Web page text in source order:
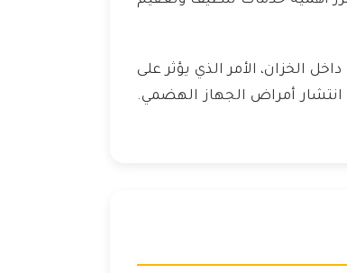
الخزان، الأمر الذي يؤثر على
أمراض الجهاز الهضمي.